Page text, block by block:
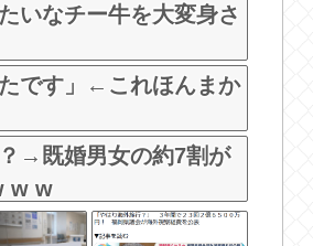
いなチー牛を大変身さ
です」←これほんまか
→既婚男女の約7割が
w w